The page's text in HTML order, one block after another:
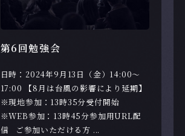
第6回勉強会
日時：2024年9月13日（金）14:00～
17:00 【8月は台風の影響により延期】
※現地参加：13時35分受付開始
※WEB参加：13時45分参加用URL配
信 ご参加いただける方 ...